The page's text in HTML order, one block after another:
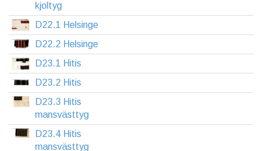
kjoltyg
D22.1 Helsinge
D22.2 Helsinge
D23.1 Hitis
D23.2 Hitis
D23.3 Hitis
mansvästtyg
D23.4 Hitis
mansvästtyg